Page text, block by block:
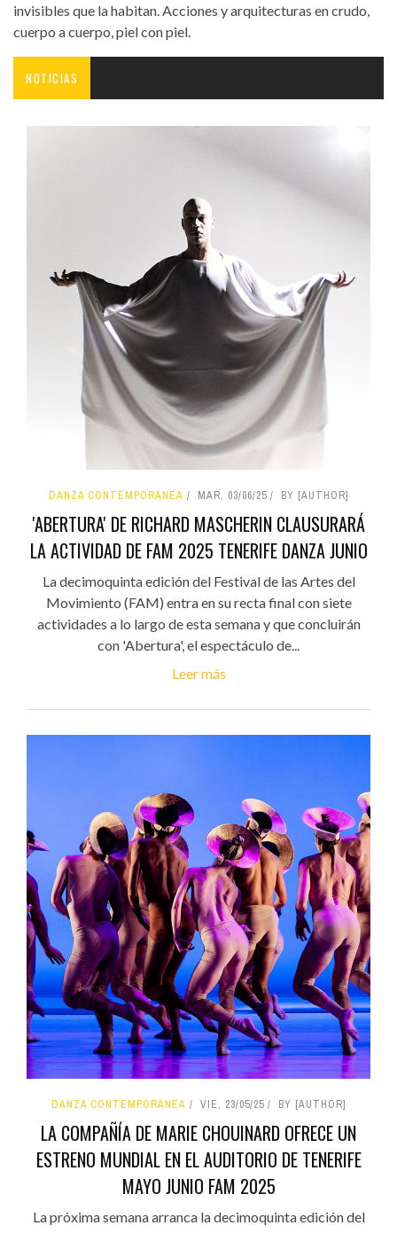
invisibles que la habitan. Acciones y arquitecturas en crudo,
cuerpo a cuerpo, piel con piel.
NOTICIAS
DANZA CONTEMPORÁNEA MAR, 03/06/25 BY [AUTHOR]
'ABERTURA' DE RICHARD MASCHERIN CLAUSURARÁ
LA ACTIVIDAD DE FAM 2025 TENERIFE DANZA JUNIO
La decimoquinta edición del Festival de las Artes del
Movimiento (FAM) entra en su recta final con siete
actividades a lo largo de esta semana y que concluirán
con 'Abertura', el espectáculo de...
Leer más
DANZA CONTEMPORÁNEA VIE, 23/05/25 BY [AUTHOR]
LA COMPAÑÍA DE MARIE CHOUINARD OFRECE UN
ESTRENO MUNDIAL EN EL AUDITORIO DE TENERIFE
MAYO JUNIO FAM 2025
La próxima semana arranca la decimoquinta edición del